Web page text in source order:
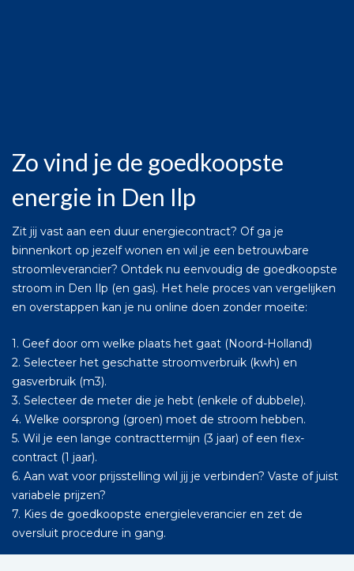
Zo vind je de goedkoopste
energie in Den Ilp
Zit jij vast aan een duur energiecontract? Of ga je
binnenkort op jezelf wonen en wil je een betrouwbare
stroomleverancier? Ontdek nu eenvoudig de goedkoopste
stroom in Den Ilp (en gas). Het hele proces van vergelijken
en overstappen kan je nu online doen zonder moeite:
1. Geef door om welke plaats het gaat (Noord-Holland)
2. Selecteer het geschatte stroomverbruik (kwh) en
gasverbruik (m3).
3. Selecteer de meter die je hebt (enkele of dubbele).
4. Welke oorsprong (groen) moet de stroom hebben.
5. Wil je een lange contracttermijn (3 jaar) of een flex-
contract (1 jaar).
6. Aan wat voor prijsstelling wil jij je verbinden? Vaste of juist
variabele prijzen?
7. Kies de goedkoopste energieleverancier en zet de
oversluit procedure in gang.